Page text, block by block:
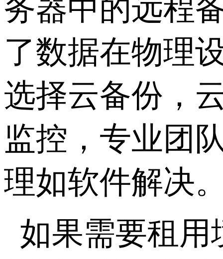
务器中的远程
了数据在物理
选择云备份，
监控，专业团
理如软件解决
如果需要租用